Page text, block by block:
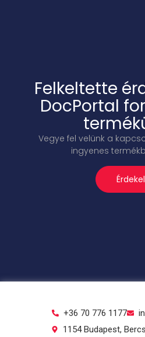
Felkeltette
DocPortal
Vegye fel velünk a
ingyenes
Érdekel
+36 70 776 1177
1154 Budapest,